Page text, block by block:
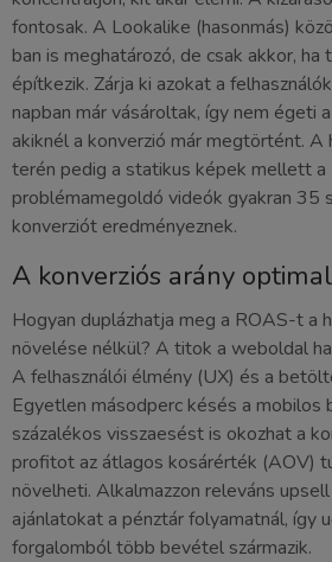
fontosak. A Lookalike (hasonmás)
ban is meghatározó, de csak akkor,
építkezik. Zárja ki azokat a
napban már vásároltak, így nem égeti
akiknél a konverzió már megtörtént.
terén pedig a statikus képek mellett
problémamegoldó videók gyakran 35
konverziót eredményeznek.
A konverziós arány
Hogyan duplázhatja meg a ROAS-t a
növelése nélkül? A titok a weboldal
A felhasználói élmény (UX) és a
Egyetlen másodperc késés a
százalékos visszaesést is okozhat a
profitot az átlagos kosárérték (AOV)
növelheti. Alkalmazzon releváns
ajánlatokat a pénztár folyamatnál, így
forgalomból több bevétel származik.